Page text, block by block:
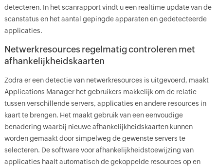
detecteren. In het scanrapport vindt u een realtime update van de
scanstatus en het aantal gepingde apparaten en gedetecteerde
applicaties.
Netwerkresources regelmatig controleren met
afhankelijkheidskaarten
Zodra er een detectie van netwerkresources is uitgevoerd, maakt
Applications Manager het gebruikers makkelijk om de relatie
tussen verschillende servers, applicaties en andere resources in
kaart te brengen. Het maakt gebruik van een eenvoudige
benadering waarbij nieuwe afhankelijkheidskaarten kunnen
worden gemaakt door simpelweg de gewenste servers te
selecteren. De software voor afhankelijkheidstoewijzing van
applicaties haalt automatisch de gekoppelde resources op en